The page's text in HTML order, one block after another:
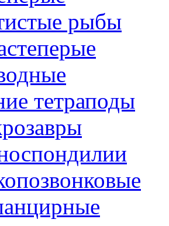
рыбы
тетраподы